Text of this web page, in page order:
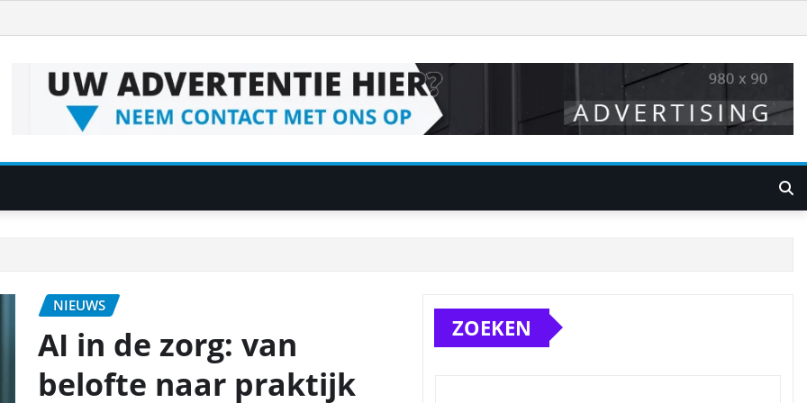
NIEUWS
AI in de zorg: van
belofte naar praktijk
ZOEKEN